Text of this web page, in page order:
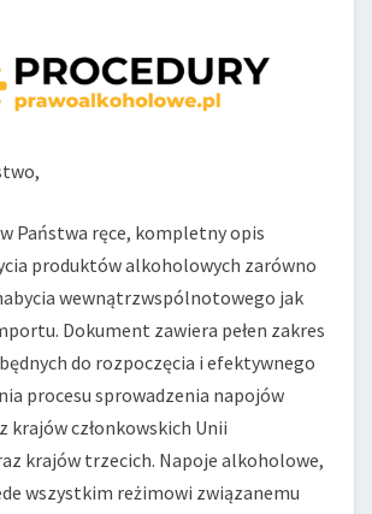
Państwa ręce, kompletny opis
produktów alkoholowych zarówno
wewnątrzwspólnotowego jak
Dokument zawiera pełen zakres
do rozpoczęcia i efektywnego
procesu sprowadzenia napojów
krajów członkowskich Unii
krajów trzecich. Napoje alkoholowe,
wszystkim reżimowi związanemu